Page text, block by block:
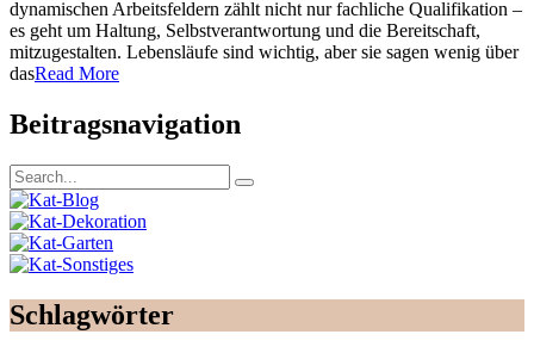
dynamischen Arbeitsfeldern zählt nicht nur fachliche Qualifikation –
es geht um Haltung, Selbstverantwortung und die Bereitschaft,
mitzugestalten. Lebensläufe sind wichtig, aber sie sagen wenig über
dasRead More
Beitragsnavigation
Schlagwörter